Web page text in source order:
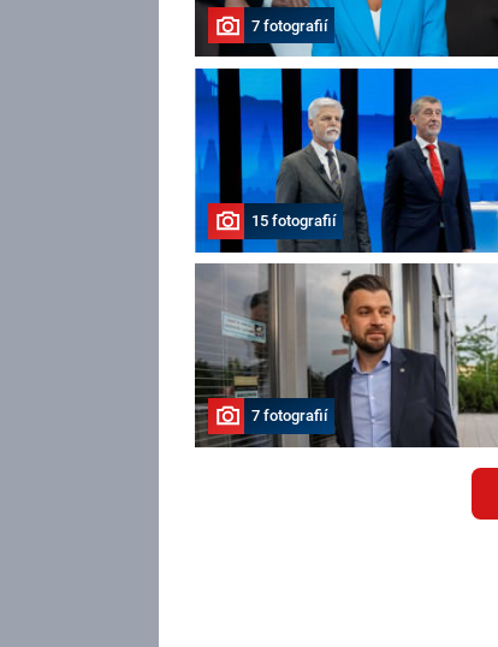
7 fotografií
15 fotografií
7 fotografií